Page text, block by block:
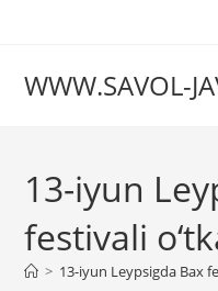
WWW.SAVOL-
13-iyun
festivali
> 13-iyun Leypsigda Bax